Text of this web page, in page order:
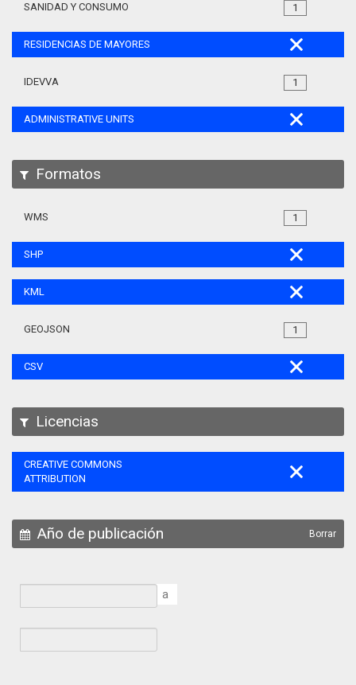
1
SANIDAD Y CONSUMO
RESIDENCIAS DE MAYORES
1
IDEVVA
ADMINISTRATIVE UNITS
Formatos
1
WMS
SHP
KML
1
GEOJSON
CSV
Licencias
CREATIVE COMMONS
ATTRIBUTION
Año de publicación Borrar
a